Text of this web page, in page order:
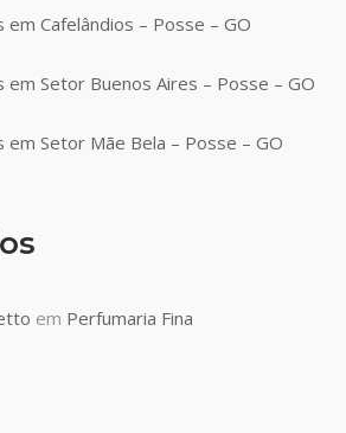
Cafelândios – Posse – GO
Setor Buenos Aires – Posse – GO
Setor Mãe Bela – Posse – GO
em Perfumaria Fina